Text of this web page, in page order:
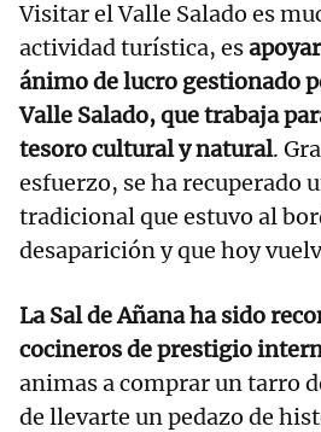
Visitar el Valle Salado es
actividad turística, es
ánimo de lucro gestionado
Valle Salado, que trabaja
tesoro cultural y natural.
esfuerzo, se ha recuperado
tradicional que estuvo al
desaparición y que hoy
La Sal de Añana ha sido
cocineros de prestigio
animas a comprar un tarro
de llevarte un pedazo de